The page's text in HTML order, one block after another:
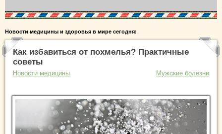
Новости медицины и здоровья в мире сегодня:
Как избавиться от похмелья? Практичные
советы
Новости медицины Мужские болезни